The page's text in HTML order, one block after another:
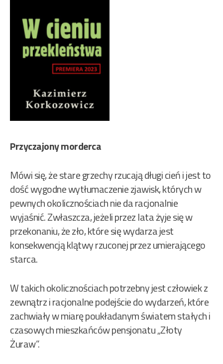
Przyczajony morderca
Mówi się, że stare grzechy rzucają długi cień i jest to
dość wygodne wytłumaczenie zjawisk, których w
pewnych okolicznościach nie da racjonalnie
wyjaśnić. Zwłaszcza, jeżeli przez lata żyje się w
przekonaniu, że zło, które się wydarza jest
konsekwencją klątwy rzuconej przez umierającego
starca.
W takich okolicznościach potrzebny jest człowiek z
zewnątrz i racjonalne podejście do wydarzeń, które
zachwiały w miarę poukładanym światem stałych i
czasowych mieszkańców pensjonatu „Złoty
Żuraw”.